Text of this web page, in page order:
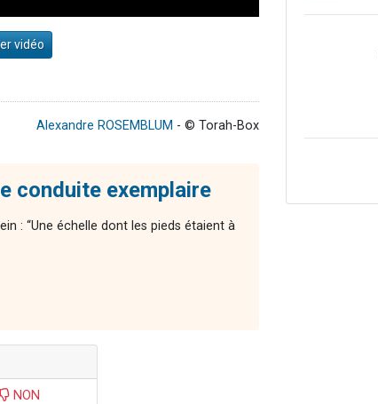
vidéo
Alexandre ROSEMBLUM - © Torah-Box
conduite exemplaire
: “Une échelle dont les pieds étaient à
NON